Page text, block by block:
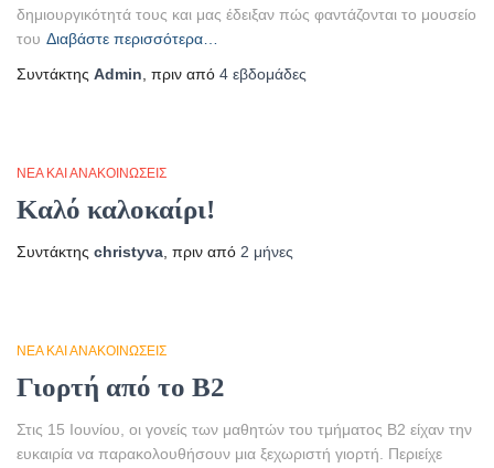
δημιουργικότητά τους και μας έδειξαν πώς φαντάζονται το μουσείο
του Διαβάστε περισσότερα…
Συντάκτης Admin , πριν από 4 εβδομάδες
ΝΈΑ ΚΑΙ ΑΝΑΚΟΙΝΏΣΕΙΣ
Καλό καλοκαίρι!
Συντάκτης christyva , πριν από 2 μήνες
ΝΈΑ ΚΑΙ ΑΝΑΚΟΙΝΏΣΕΙΣ
Γιορτή από το Β2
Στις 15 Ιουνίου, οι γονείς των μαθητών του τμήματος Β2 είχαν την
ευκαιρία να παρακολουθήσουν μια ξεχωριστή γιορτή. Περιείχε